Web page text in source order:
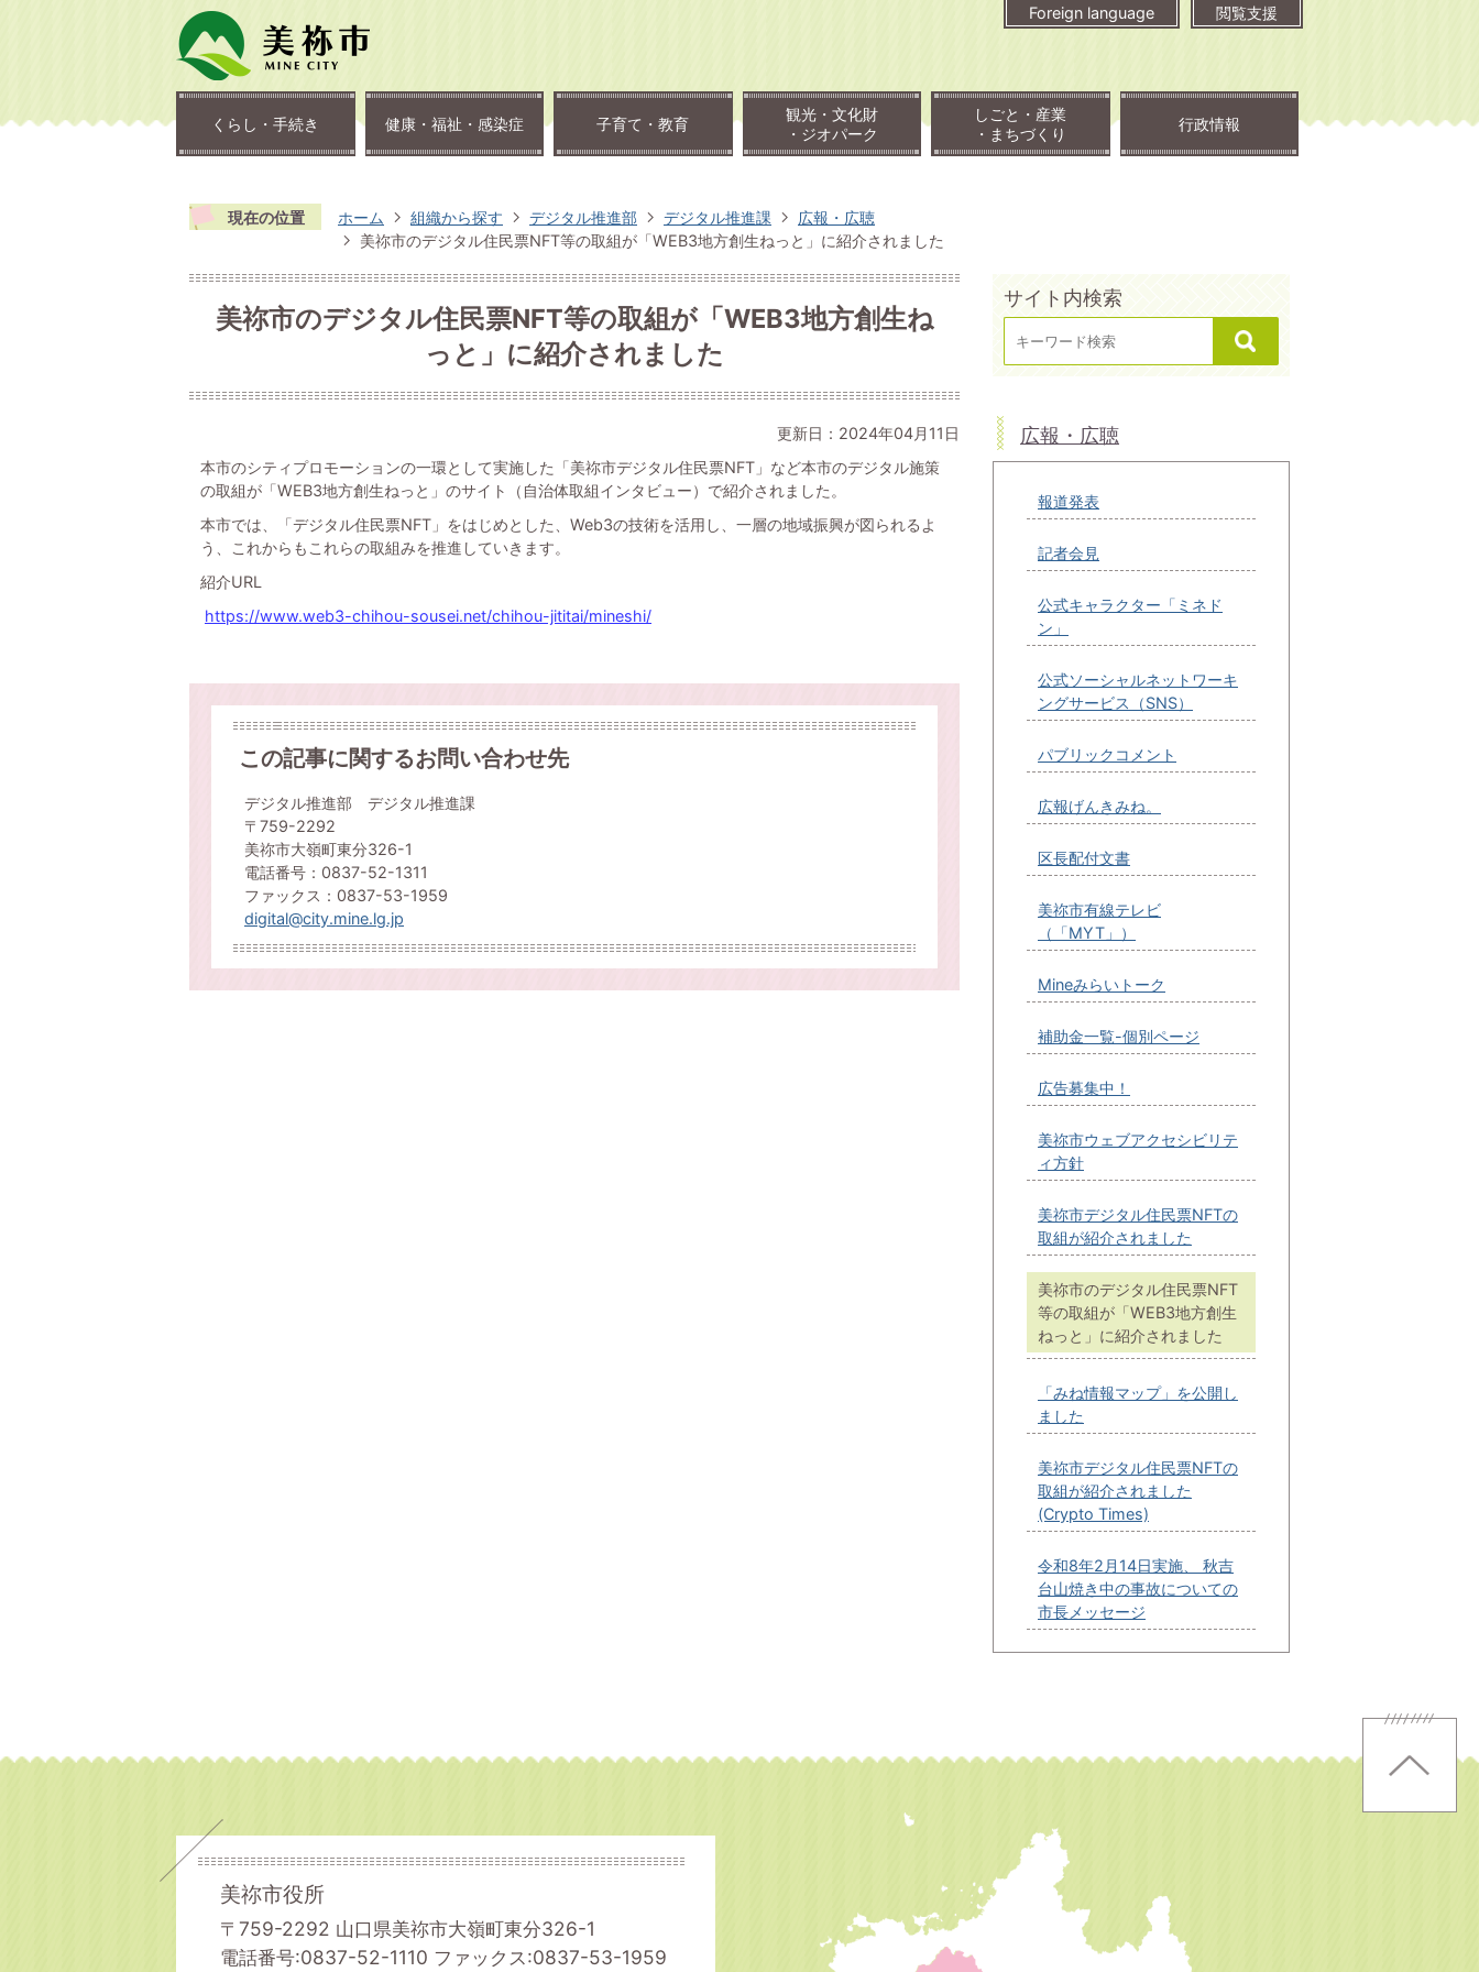
Foreign language 閲覧支援
くらし・手続き 健康・福祉・感染症 子育て・教育
観光・文化財
・ジオパーク
しごと・産業
・まちづくり
行政情報
現在の位置 ホーム 組織から探す デジタル推進部 デジタル推進課
広報・広聴
美祢市のデジタル住民票NFT等の取組が「WEB3地方創生ねっと」に紹介されました
美祢市のデジタル住民票NFT等の取組が「WEB3地方創生ね
っと」に紹介されました
更新日：2024年04月11日
本市のシティプロモーションの一環として実施した「美祢市デジタル住民票NFT」など本市のデジタル施策
の取組が「WEB3地方創生ねっと」のサイト（自治体取組インタビュー）で紹介されました。
本市では、「デジタル住民票NFT」をはじめとした、Web3の技術を活用し、一層の地域振興が図られるよ
う、これからもこれらの取組みを推進していきます。
紹介URL
https://www.web3-chihou-sousei.net/chihou-jititai/mineshi/
この記事に関するお問い合わせ先
デジタル推進部 デジタル推進課
〒759-2292
美祢市大嶺町東分326-1
電話番号：0837-52-1311
ファックス：0837-53-1959
digital@city.mine.lg.jp
サイト内検索
広報・広聴
報道発表
記者会見
公式キャラクター「ミネド
ン」
公式ソーシャルネットワーキ
ングサービス（SNS）
パブリックコメント
広報げんきみね。
区長配付文書
美祢市有線テレビ
（「MYT」）
Mineみらいトーク
補助金一覧-個別ページ
広告募集中！
美祢市ウェブアクセシビリテ
ィ方針
美祢市デジタル住民票NFTの
取組が紹介されました
美祢市のデジタル住民票NFT
等の取組が「WEB3地方創生
ねっと」に紹介されました
「みね情報マップ」を公開し
ました
美祢市デジタル住民票NFTの
取組が紹介されました
(Crypto Times)
令和8年2月14日実施、 秋吉
台山焼き中の事故についての
市長メッセージ
美祢市役所
〒759-2292 山口県美祢市大嶺町東分326-1
電話番号:0837-52-1110 ファックス:0837-53-1959